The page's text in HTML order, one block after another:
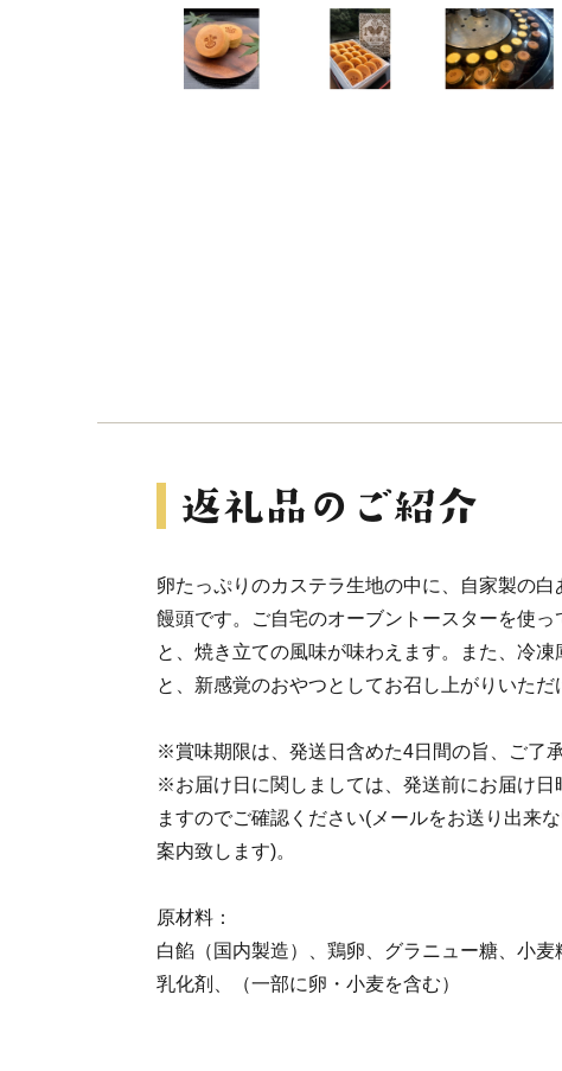
卵たっぷりのカステラ生地の中に、自家製の
饅頭です。ご自宅のオーブントースターを使っ
と、焼き立ての風味が味わえます。また、冷
と、新感覚のおやつとしてお召し上がりいただ
※賞味期限は、発送日含めた4日間の旨、ご了承
※お届け日に関しましては、発送前にお届け日
ますのでご確認ください(メールをお送り出来
案内致します)。
原材料：
白餡（国内製造）、鶏卵、グラニュー糖、小麦
乳化剤、（一部に卵・小麦を含む）